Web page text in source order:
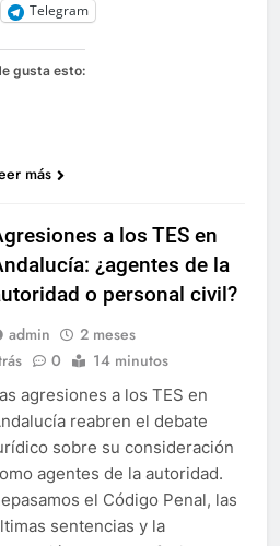
Telegram
gusta esto:
más
a los TES en
¿agentes de la
o personal civil?
admin
2 meses
0 14 minutos
agresiones a los TES en
reabren el debate
sobre su consideración
agentes de la autoridad.
el Código Penal, las
sentencias y la